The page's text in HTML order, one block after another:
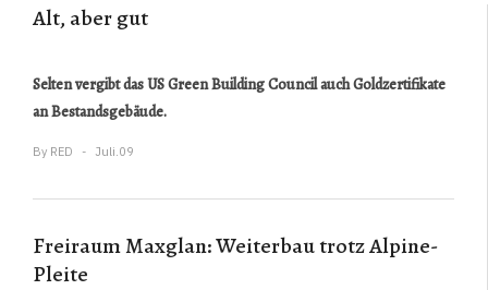
Alt, aber gut
Selten vergibt das US Green Building Council auch Goldzertifikate
an Bestandsgebäude.
By RED Juli.09
Freiraum Maxglan: Weiterbau trotz Alpine-
Pleite